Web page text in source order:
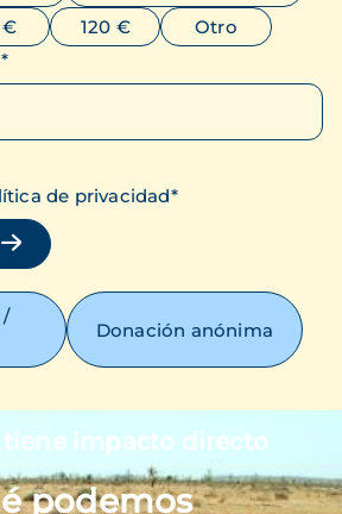
80 € 120 €
Otro
*
de privacidad*
/
Donación anónima
tiene impacto directo
podemos